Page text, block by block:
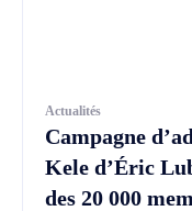
Actualités
Campagne
Kele d’Éric
des 20 000